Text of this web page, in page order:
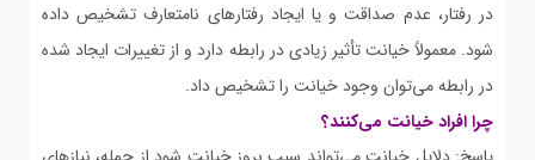
در رفتار، عدم صداقت و یا ایجاد رفتارهای نامتعارف تشخیص داده
شود. معمولاً خیانت تأثیر زیادی در رابطه دارد و از تغییرات ایجاد شده
در رابطه می‌توان وجود خیانت را تشخیص داد.
چرا افراد خیانت می‌کنند؟